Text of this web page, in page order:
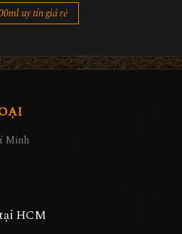
uy tín giá rẻ
Minh
HCM